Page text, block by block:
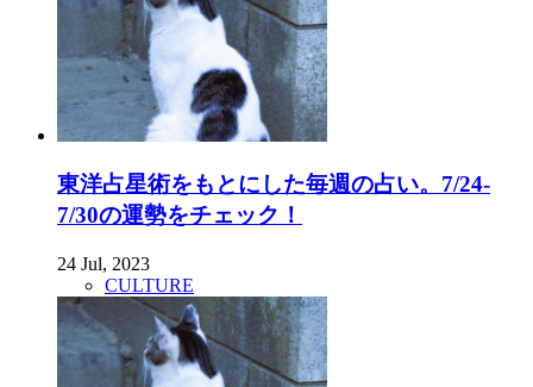
東洋占星術をもとにした毎週の占い。7/24-
7/30の運勢をチェック！
24 Jul, 2023
CULTURE